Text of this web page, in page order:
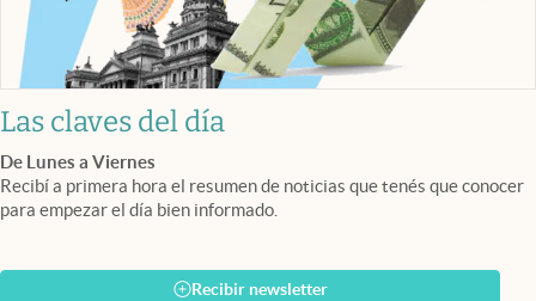
Las claves del día
De Lunes a Viernes
Recibí a primera hora el resumen de noticias que tenés que conocer
para empezar el día bien informado.
Recibir newsletter